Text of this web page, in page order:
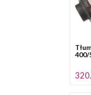
400/